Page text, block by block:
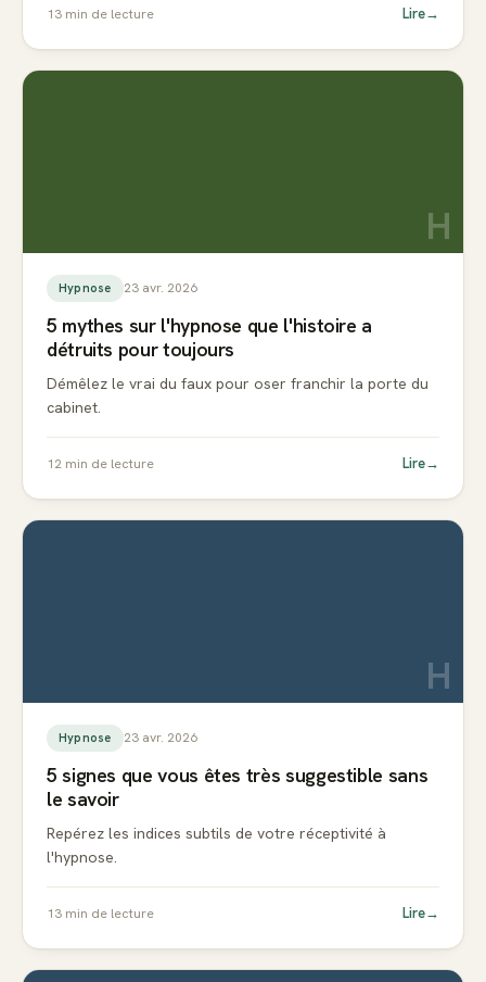
13 min de lecture Lire→
H
Hypnose 23 avr. 2026
5 mythes sur l'hypnose que l'histoire a
détruits pour toujours
Démêlez le vrai du faux pour oser franchir la porte du
cabinet.
12 min de lecture Lire→
H
Hypnose 23 avr. 2026
5 signes que vous êtes très suggestible sans
le savoir
Repérez les indices subtils de votre réceptivité à
l'hypnose.
13 min de lecture Lire→